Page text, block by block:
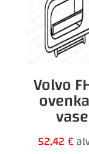
Volvo
52,42€